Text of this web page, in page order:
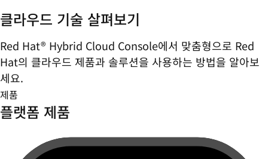
클라우드 기술 살펴보기
Red Hat® Hybrid Cloud Console에서 맞춤형으로 Red
Hat의 클라우드 제품과 솔루션을 사용하는 방법을 알아보
세요.
제품
플랫폼 제품